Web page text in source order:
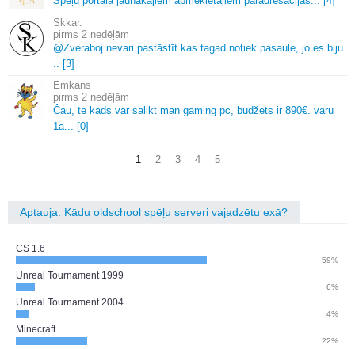
Skkar.
2 nedēļām
@Zveraboj nevari pastāstīt kas tagad notiek pasaule, jo es biju.
[3]
Emkans
2 nedēļām
Čau, te kads var salikt man gaming pc, budžets ir 890€. varu
1a.
[0]
1 2 3 4 5
Aptauja: Kādu oldschool spēļu serveri vajadzētu exā?
CS 1.6
59%
Unreal Tournament 1999
6%
Unreal Tournament 2004
4%
Minecraft
22%